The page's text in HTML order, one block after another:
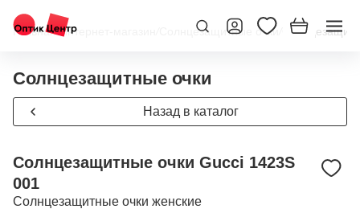
Главная/Интернет-магазин Солнцезащитные очки
Солнцезащитные очки
Назад в каталог
Солнцезащитные очки Gucci 1423S
001
Солнцезащитные очки женские